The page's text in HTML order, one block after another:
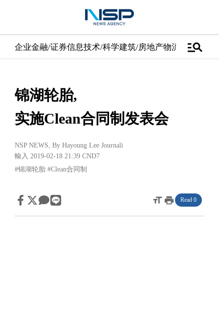
企业金融/证券信息技术/科学建筑/房地产物流/配送汽车
manage_search
锦湖轮胎,
实施Clean合同制发表会
NSP NEWS, By Hayoung Lee Journali
輸入 2019-02-18 21:39 CND7
#锦湖轮胎 #Clean合同制
format_sizeprint Read 0